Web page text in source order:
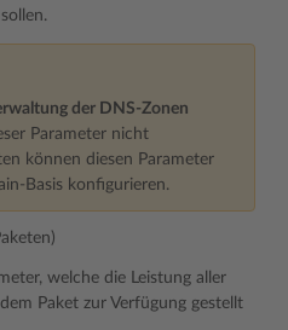
der DNS-Zonen
Parameter nicht
können diesen Parameter
Basis konfigurieren.
welche die Leistung aller
Paket zur Verfügung gestellt